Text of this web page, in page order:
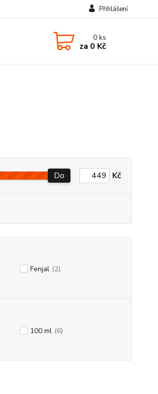
Přihlášení
0ks
za 0 Kč
Do Kč
Fenjal (2)
100 ml (6)